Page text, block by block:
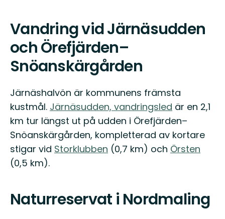
Vandring vid Järnäsudden
och Örefjärden–
Snöanskärgården
Järnäshalvön är kommunens främsta
kustmål. Järnäsudden, vandringsled är en 2,1
km tur längst ut på udden i Örefjärden–
Snöanskärgården, kompletterad av kortare
stigar vid Storklubben (0,7 km) och Örsten
(0,5 km).
Naturreservat i Nordmaling